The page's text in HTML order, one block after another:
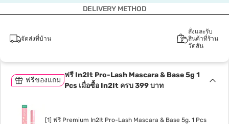
DELIVERY METHOD
จัดส่งที่บ้าน
สั่งและรับ
สินค้าที่ร้าน
วัตสัน
ฟรีของแถม
ฟรี In2It Pro-Lash Mascara & Base 5g 1
Pcs เมื่อซื้อ In2It ครบ 399 บาท
[1] ฟรี Premium In2It Pro-Lash Mascara & Base 5g. 1 Pcs